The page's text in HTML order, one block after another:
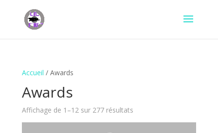
Accueil / Awards
Awards
Affichage de 1–12 sur 277 résultatsTrié
du